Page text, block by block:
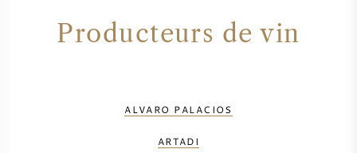
Producteurs de vin
ALVARO PALACIOS
ARTADI